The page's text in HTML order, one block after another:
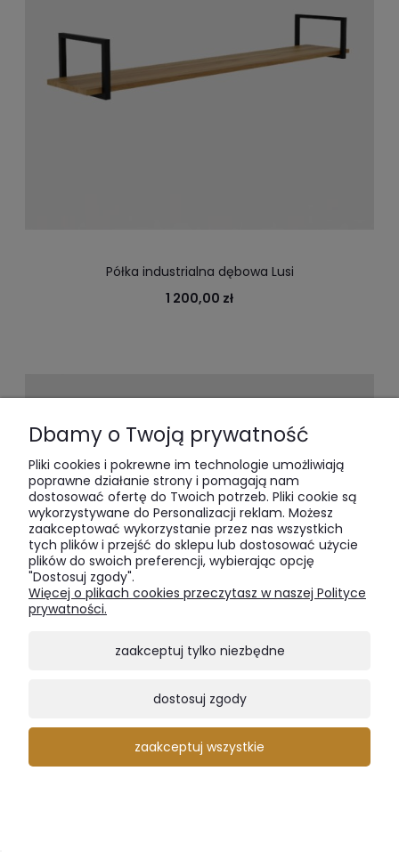
Półka industrialna dębowa Lusi
1 200,00 zł
Regał dębowy Loft I - klasyka wnętrz industrialnych,
Dbamy o Twoją prywatność
Pliki cookies i pokrewne im technologie umożliwiają
poprawne działanie strony i pomagają nam
dostosować ofertę do Twoich potrzeb. Pliki cookie są
wykorzystywane do Personalizacji reklam. Możesz
zaakceptować wykorzystanie przez nas wszystkich
tych plików i przejść do sklepu lub dostosować użycie
plików do swoich preferencji, wybierając opcję
"Dostosuj zgody".
Więcej o plikach cookies przeczytasz w naszej Polityce
prywatności.
zaakceptuj tylko niezbędne
dostosuj zgody
zaakceptuj wszystkie